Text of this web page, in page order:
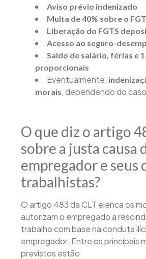
Aviso prévio indenizado
Multa de 40% sobre o
Liberação do FGTS
Acesso ao seguro-
Saldo de salário, férias e
proporcionais
Eventualmente,
morais, dependendo do caso
O que diz o artigo
sobre a justa causa
empregador e seus
trabalhistas?
O artigo 483 da CLT elenca os
autorizam o empregado a
trabalho com base na conduta
empregador. Entre os principais
previstos estão: